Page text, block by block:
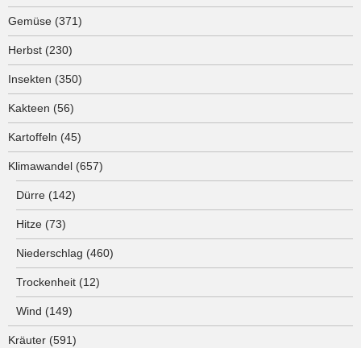
Gemüse (371)
Herbst (230)
Insekten (350)
Kakteen (56)
Kartoffeln (45)
Klimawandel (657)
Dürre (142)
Hitze (73)
Niederschlag (460)
Trockenheit (12)
Wind (149)
Kräuter (591)